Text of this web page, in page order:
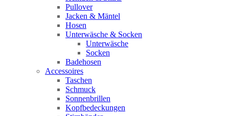
Pullover
Jacken & Mäntel
Hosen
Unterwäsche & Socken
Unterwäsche
Socken
Badehosen
Accessoires
Taschen
Schmuck
Sonnenbrillen
Kopfbedeckungen